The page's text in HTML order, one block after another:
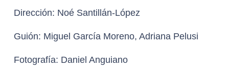
Dirección: Noé Santillán-López
Guión: Miguel García Moreno, Adriana Pelusi
Fotografía: Daniel Anguiano